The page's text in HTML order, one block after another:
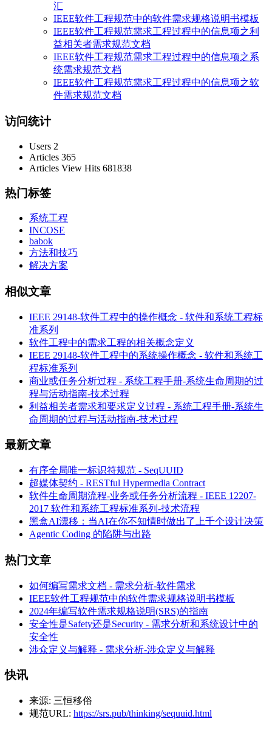
汇
IEEE软件工程规范中的软件需求规格说明书模板
IEEE软件工程规范需求工程过程中的信息项之利
益相关者需求规范文档
IEEE软件工程规范需求工程过程中的信息项之系
统需求规范文档
IEEE软件工程规范需求工程过程中的信息项之软
件需求规范文档
访问统计
Users 2
Articles 365
Articles View Hits 681838
热门标签
系统工程
INCOSE
babok
方法和技巧
解决方案
相似文章
IEEE 29148-软件工程中的操作概念 - 软件和系统工程标
准系列
软件工程中的需求工程的相关概念定义
IEEE 29148-软件工程中的系统操作概念 - 软件和系统工
程标准系列
商业或任务分析过程 - 系统工程手册-系统生命周期的过
程与活动指南-技术过程
利益相关者需求和要求定义过程 - 系统工程手册-系统生
命周期的过程与活动指南-技术过程
最新文章
有序全局唯一标识符规范 - SeqUUID
超媒体契约 - RESTful Hypermedia Contract
软件生命周期流程-业务或任务分析流程 - IEEE 12207-
2017 软件和系统工程标准系列-技术流程
黑盒AI漂移：当AI在你不知情时做出了上千个设计决策
Agentic Coding 的陷阱与出路
热门文章
如何编写需求文档 - 需求分析-软件需求
IEEE软件工程规范中的软件需求规格说明书模板
2024年编写软件需求规格说明(SRS)的指南
安全性是Safety还是Security - 需求分析和系统设计中的
安全性
涉众定义与解释 - 需求分析-涉众定义与解释
快讯
来源: 三恒移俗
规范URL: https://srs.pub/thinking/sequuid.html